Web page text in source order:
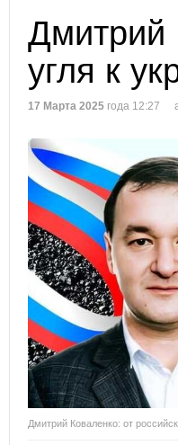
Дмитрий
угля к
17 Марта 2025 года 12:27
Дмитрий Коваленко: от